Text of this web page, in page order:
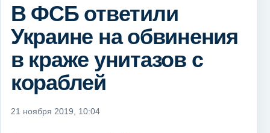
В ФСБ ответили
Украине на обвинения
в краже унитазов с
кораблей
21 ноября 2019, 10:04